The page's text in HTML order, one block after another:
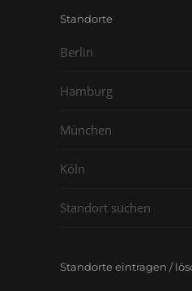
Standorte
Berlin
Hamburg
München
Köln
Standort suchen
Standorte eintragen /